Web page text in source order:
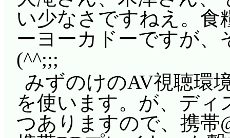
い少なさですねえ。
ーヨーカドーですが、
(^^;;;
みずのけのAV視聴環
を使います。が、デ
つありますので、携帯